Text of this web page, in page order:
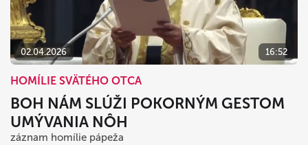
02.04.2026 16:52
HOMÍLIE SVÄTÉHO OTCA
BOH NÁM SLÚŽI POKORNÝM GESTOM
UMÝVANIA NÔH
záznam homílie pápeža